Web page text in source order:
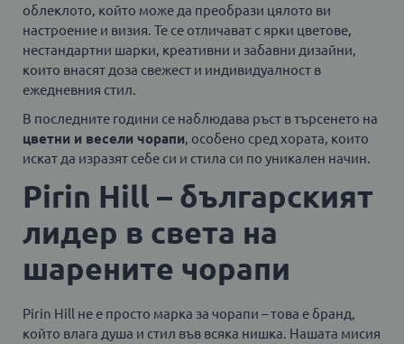
облеклото, който може да преобрази цялото ви
настроение и визия. Те се отличават с ярки цветове,
нестандартни шарки, креативни и забавни дизайни,
които внасят доза свежест и индивидуалност в
ежедневния стил.
В последните години се наблюдава ръст в търсенето на
цветни и весели чорапи, особено сред хората, които
искат да изразят себе си и стила си по уникален начин.
Pirin Hill – българският
лидер в света на
шарените чорапи
Pirin Hill не е просто марка за чорапи – това е бранд,
който влага душа и стил във всяка нишка. Нашата мисия